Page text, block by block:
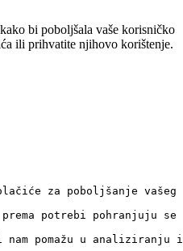
bi poboljšala vaše korisničko
ili prihvatite njihovo korištenje.
za poboljšanje
potrebi pohranjuju
pomažu u